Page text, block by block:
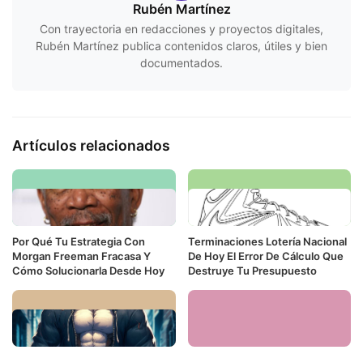
Rubén Martínez
Con trayectoria en redacciones y proyectos digitales,
Rubén Martínez publica contenidos claros, útiles y bien
documentados.
Artículos relacionados
Por Qué Tu Estrategia Con
Morgan Freeman Fracasa Y
Cómo Solucionarla Desde Hoy
Terminaciones Lotería Nacional
De Hoy El Error De Cálculo Que
Destruye Tu Presupuesto